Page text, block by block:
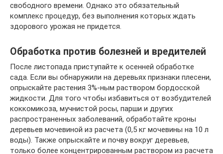
свободного времени. Однако это обязательный
комплекс процедур, без выполнения которых ждать
здорового урожая не придется.
Обработка против болезней и вредителей
После листопада приступайте к осенней обработке
сада. Если вы обнаружили на деревьях признаки плесени,
опрыскайте растения 3%-ным раствором бордосской
жидкости. Для того чтобы избавиться от возбудителей
коккомикоза, мучнистой росы, парши и других
распространенных заболеваний, обработайте кроны
деревьев мочевиной из расчета (0,5 кг мочевины на 10 л
воды). Также опрыскайте и почву вокруг деревьев,
только более концентрированным раствором из расчета